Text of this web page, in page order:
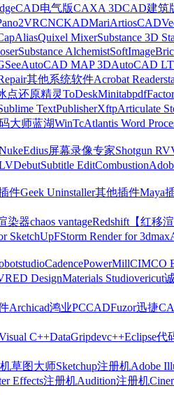
CAD电气版CAXA 3DCAD建筑
CNCKADMariArtiosCAD
AliasQuixel MixerSubstance 3D
Substance AlchemistSoftImage
AutoCAD MAP 3DAutoCAD LT
其他系统软件Acrobat Reader
点还原精灵ToDeskMinitab
TextPublisherXftpArticulate
大师蓝湖WinTcAtlantis Word
Edius屏幕录像专家Shotgun RV
DebutSubtitle EditCombustion
件Geek Uninstaller其他插件Maya
染器chaos vantageRedshift【红移渲
SketchUpFStorm Render for 3dmax
CadencePowerMillCIMCO
DesignMaterials Studiovericut
Archicad鸿业PCCADFuzor迅捷
C++DataGripdevc++Eclipse代
草图大师Sketchup注册机Adobe
Effects注册机Audition注册机